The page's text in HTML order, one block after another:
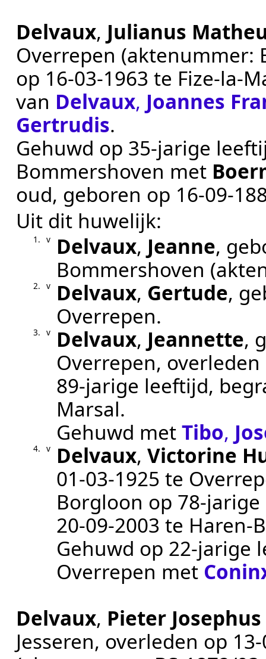
Delvaux, Julianus
Overrepen (aktenummer:
op 16‑03‑1963 te Fize-la-
van Delvaux, Joannes
Gertrudis.
Gehuwd op 35-jarige
Bommershoven met
oud, geboren op
Uit dit huwelijk:
1. v Delvaux, Jeanne,
Bommershoven
2. v Delvaux, Gertude,
Overrepen.
3. v Delvaux, Jeannette,
Overrepen,
89-jarige leeftijd,
Marsal.
Gehuwd metTibo,
4. v Delvaux,Victorine
01‑03‑1925 te
Borgloon op 78-
20‑09‑2003 te Haren-
Gehuwd op 22-jarige
Overrepen met
Delvaux, Pieter Josephus
Jesseren, overleden op